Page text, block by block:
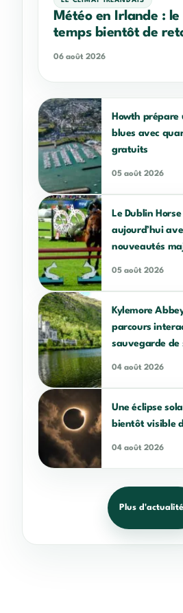
Météo en Irlande : le
temps bientôt de
06 août 2026
Howth prépare
blues avec
gratuits
05 août 2026
Le Dublin
aujourd’hui
nouveautés
05 août 2026
Kylemore
parcours
sauvegarde de
04 août 2026
Une éclipse
bientôt visible
04 août 2026
Plus